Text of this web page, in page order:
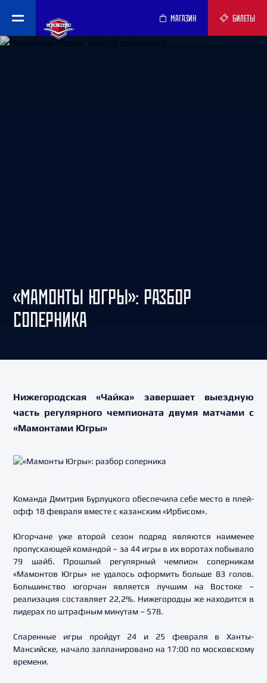
МАГАЗИН БИЛЕТЫ
«МАМОНТЫ ЮГРЫ»: РАЗБОР
СОПЕРНИКА
Нижегородская «Чайка» завершает выездную
часть регулярного чемпионата двумя матчами с
«Мамонтами Югры»
Команда Дмитрия Бурлуцкого обеспечила себе место в плей-
офф 18 февраля вместе с казанским «Ирбисом».
Югорчане уже второй сезон подряд являются наименее
пропускающей командой – за 44 игры в их воротах побывало
79 шайб. Прошлый регулярный чемпион соперникам
«Мамонтов Югры» не удалось оформить больше 83 голов.
Большинство югорчан является лучшим на Востоке –
реализация составляет 22,2%. Нижегородцы же находится в
лидерах по штрафным минутам – 578.
Спаренные игры пройдут 24 и 25 февраля в Ханты-
Мансийске, начало запланировано на 17:00 по московскому
времени.